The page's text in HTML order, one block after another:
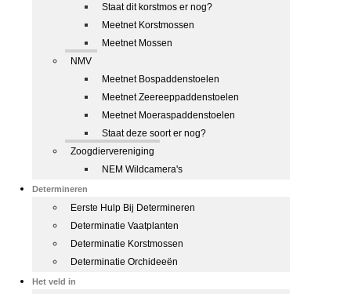
Staat dit korstmos er nog?
Meetnet Korstmossen
Meetnet Mossen
NMV
Meetnet Bospaddenstoelen
Meetnet Zeereeppaddenstoelen
Meetnet Moeraspaddenstoelen
Staat deze soort er nog?
Zoogdiervereniging
NEM Wildcamera's
Determineren
Eerste Hulp Bij Determineren
Determinatie Vaatplanten
Determinatie Korstmossen
Determinatie Orchideeën
Het veld in